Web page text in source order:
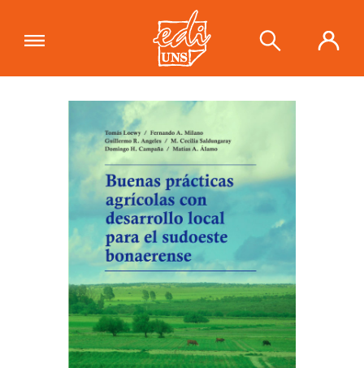
"Buenas prácticas agrícolas con
desarrollo local para el sudoeste
bonaerense"se ha añadido a tu